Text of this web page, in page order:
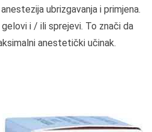
ubrizgavanja i primjena.
i / ili sprejevi. To znači da
anestetički učinak.